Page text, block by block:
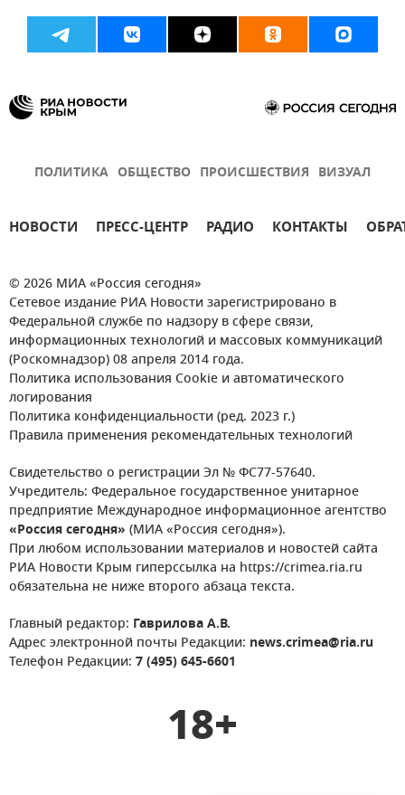
ПОЛИТИКА ОБЩЕСТВО ПРОИСШЕСТВИЯ ВИЗУАЛ
НОВОСТИ ПРЕСС-ЦЕНТР РАДИО КОНТАКТЫ
© 2026 МИА «Россия сегодня»
Сетевое издание РИА Новости зарегистрировано в
Федеральной службе по надзору в сфере связи,
информационных технологий и массовых коммуникаций
(Роскомнадзор) 08 апреля 2014 года.
Политика использования Cookie и автоматического
логирования
Политика конфиденциальности (ред. 2023 г.)
Правила применения рекомендательных технологий
Свидетельство о регистрации Эл № ФС77-57640.
Учредитель: Федеральное государственное унитарное
предприятие Международное информационное агентство
«Россия сегодня» (МИА «Россия сегодня»).
При любом использовании материалов и новостей сайта
РИА Новости Крым гиперссылка на https://crimea.ria.ru
обязательна не ниже второго абзаца текста.
Главный редактор: Гаврилова А.В.
Адрес электронной почты Редакции: news.crimea@ria.ru
Телефон Редакции: 7 (495) 645-6601
18+